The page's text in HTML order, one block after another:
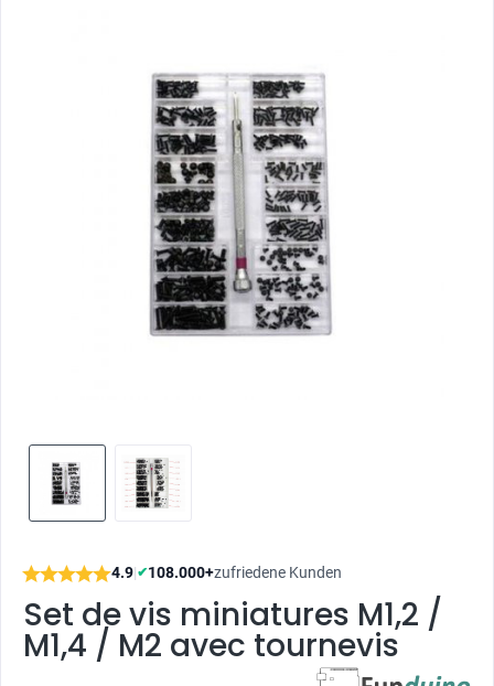
4.9|✔108.000+zufriedene Kunden
Set de vis miniatures M1,2 /
M1,4 / M2 avec tournevis